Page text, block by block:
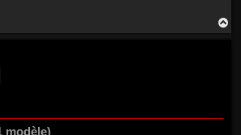
modèle)